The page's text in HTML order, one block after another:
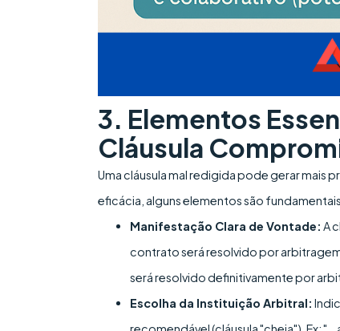
3. Elementos
Cláusula
Uma cláusula mal redigida pode gerar mais
eficácia, alguns elementos são
Manifestação Clara de Vontade: A
contrato será resolvido por
será resolvido definitivamente por
Escolha da Instituição Arbitral: